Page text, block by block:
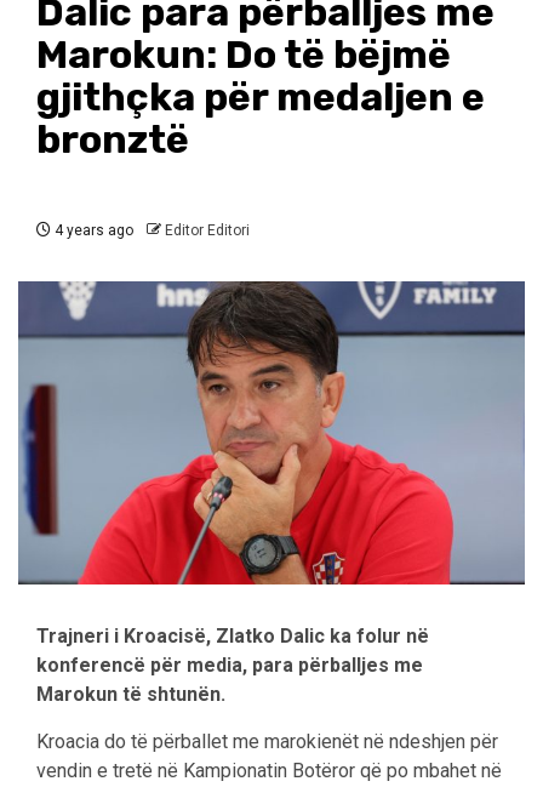
Dalic para përballjes me
Marokun: Do të bëjmë
gjithçka për medaljen e
bronztë
4 years ago Editor Editori
Trajneri i Kroacisë, Zlatko Dalic ka folur në
konferencë për media, para përballjes me
Marokun të shtunën.
Kroacia do të përballet me marokienët në ndeshjen për
vendin e tretë në Kampionatin Botëror që po mbahet në